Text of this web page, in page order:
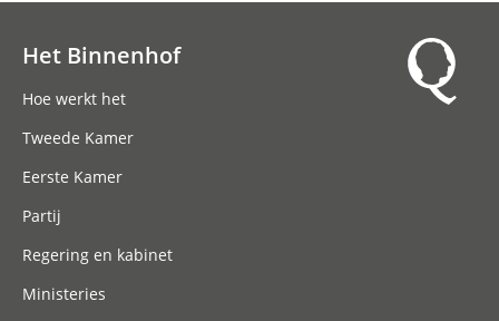
Het Binnenhof
Hoe werkt het
Tweede Kamer
Eerste Kamer
Partij
Regering en kabinet
Ministeries